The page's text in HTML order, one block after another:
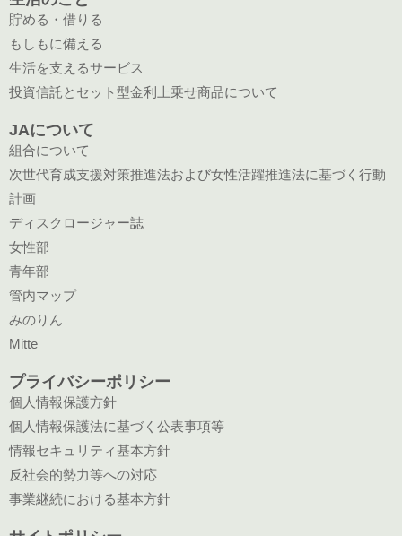
における支払能力を調査するため、私が申告
した私の資産、負債、収入、支出、事業の計
画・実績および組合等との取引状況。
⑤本人確認のための情報
本契約に関する取引に必要な、本人・資格の
確認の提示等を受けた運転免許証、パスポー
ト、住民票の写しまたは記載事項証明書等に
シティブ情報を除く）。
ら申告を受けた情報、ウェブサイト利用によ
を磁気的または光学的媒体等に記録したも
貯める・借りる
もしもに備える
生活を支えるサービス
投資信託とセット型金利上乗せ商品について
JAについて
組合について
次世代育成支援対策推進法および女性活躍推進法に基づく行動
計画
ディスクロージャー誌
女性部
青年部
管内マップ
みのりん
Mitte
プライバシーポリシー
個人情報保護方針
個人情報保護法に基づく公表事項等
情報セキュリティ基本方針
反社会的勢力等への対応
事業継続における基本方針